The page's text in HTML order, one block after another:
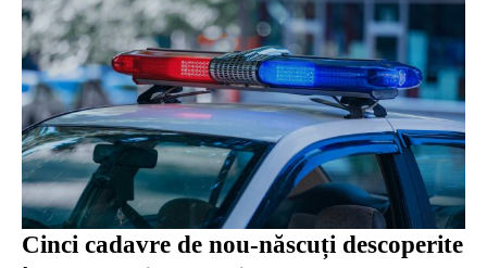
Cinci cadavre de nou-născuți descoperite